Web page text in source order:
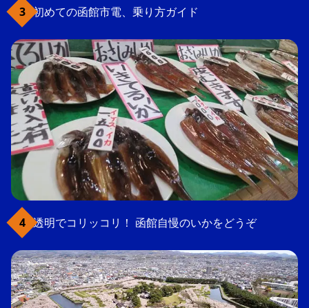
初めての函館市電、乗り方ガイド
透明でコリッコリ！ 函館自慢のいかをどうぞ